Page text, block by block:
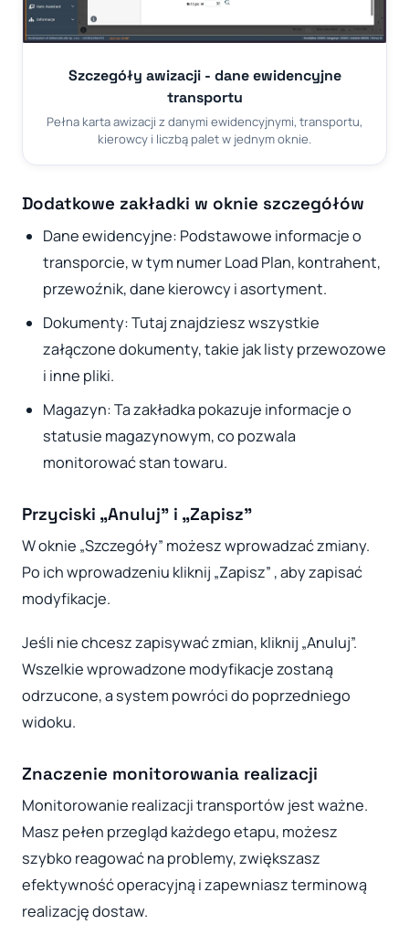
Szczegóły awizacji - dane ewidencyjne
transportu
Pełna karta awizacji z danymi ewidencyjnymi, transportu,
kierowcy i liczbą palet w jednym oknie.
Dodatkowe zakładki w oknie szczegółów
Dane ewidencyjne: Podstawowe informacje o
transporcie, w tym numer Load Plan, kontrahent,
przewoźnik, dane kierowcy i asortyment.
Dokumenty: Tutaj znajdziesz wszystkie
załączone dokumenty, takie jak listy przewozowe
i inne pliki.
Magazyn: Ta zakładka pokazuje informacje o
statusie magazynowym, co pozwala
monitorować stan towaru.
Przyciski „Anuluj” i „Zapisz”
W oknie „Szczegóły” możesz wprowadzać zmiany.
Po ich wprowadzeniu kliknij „Zapisz” , aby zapisać
modyfikacje.
Jeśli nie chcesz zapisywać zmian, kliknij „Anuluj”.
Wszelkie wprowadzone modyfikacje zostaną
odrzucone, a system powróci do poprzedniego
widoku.
Znaczenie monitorowania realizacji
Monitorowanie realizacji transportów jest ważne.
Masz pełen przegląd każdego etapu, możesz
szybko reagować na problemy, zwiększasz
efektywność operacyjną i zapewniasz terminową
realizację dostaw.